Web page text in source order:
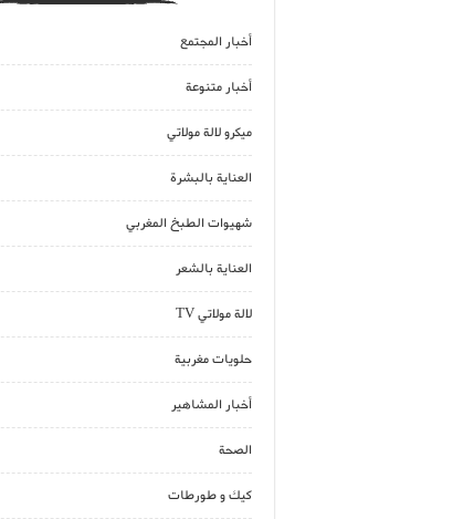
أخبار المجتمع
أخبار متنوعة
ميكرو لالة مولاتي
العناية بالبشرة
شهيوات الطبخ المغربي
العناية بالشعر
لالة مولاتي TV
حلويات مغربية
أخبار المشاهير
الصحة
كيك و طورطات